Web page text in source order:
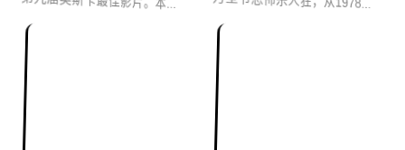
第九届奥斯卡最佳影片。本片成功地将歌舞片与传记片揉合在一起，是30年代好莱坞歌舞片黄金时代的重要代表作。... 万圣节恐怖杀人狂，从1978年演到2018年，万圣节必备系列。